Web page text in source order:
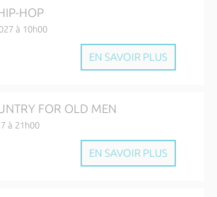
HOP
à 10h00
EN SAVOIR PLUS
FOR OLD MEN
à 21h00
EN SAVOIR PLUS